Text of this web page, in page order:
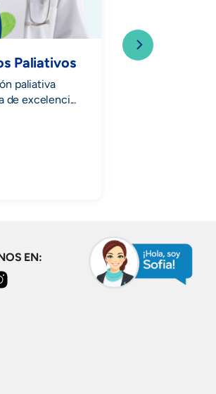
Paliativos
paliativa
de excelenci...
Programa de
Trasplante
EN: